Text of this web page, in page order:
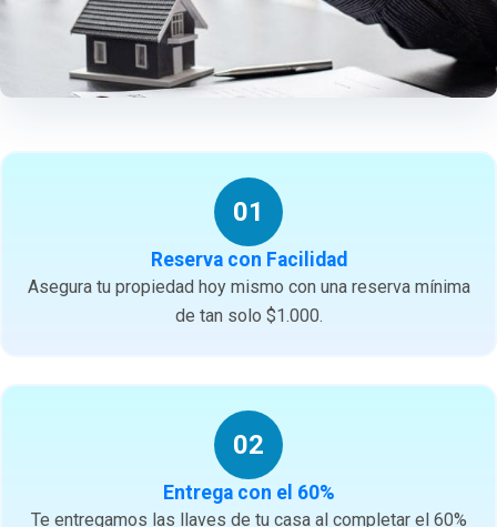
01
Reserva con Facilidad
Asegura tu propiedad hoy mismo con una reserva mínima
de tan solo $1.000.
02
Entrega con el 60%
Te entregamos las llaves de tu casa al completar el 60%